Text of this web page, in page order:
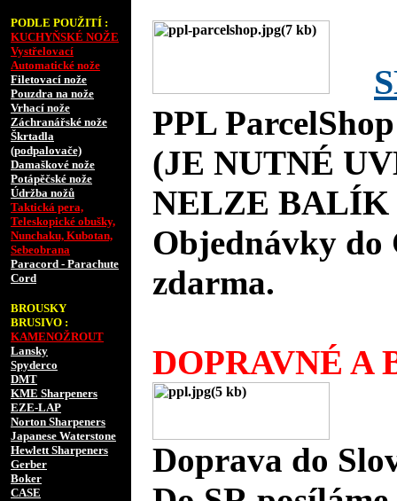
PODLE POUŽITÍ :
KUCHYŇSKÉ NOŽE
Vystřelovací
Automatické nože
Filetovací nože
Pouzdra na nože
Vrhací nože
Záchranářské nože
Škrtadla
(podpalovače)
Damaškové nože
Potápěčské nože
Údržba nožů
Taktická pera,
Teleskopické obušky,
Nunchaku, Kubotan,
Sebeobrana
Paracord - Parachute
Cord
BROUSKY
BRUSIVO :
KAMENOŽROUT
Lansky
Spyderco
DMT
KME Sharpeners
EZE-LAP
Norton Sharpeners
Japanese Waterstone
Hewlett Sharpeners
Gerber
Boker
CASE
PPL
(JE NUTNÉ
NELZE BALÍK
Objednávky do
zdarma.
DOPRAVNÉ A
Doprava do